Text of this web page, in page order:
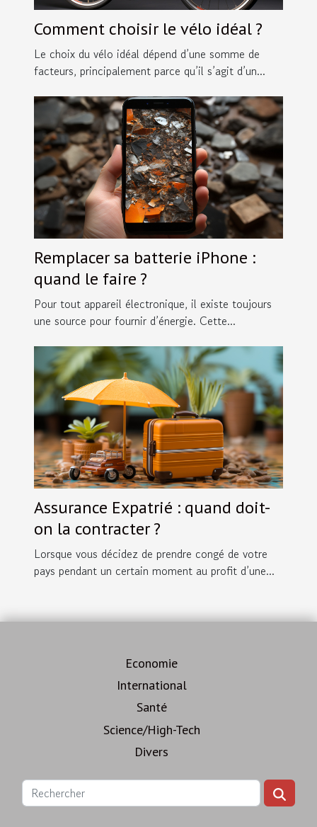
Comment choisir le vélo idéal ?
Le choix du vélo idéal dépend d’une somme de
facteurs, principalement parce qu’il s’agit d’un...
Remplacer sa batterie iPhone :
quand le faire ?
Pour tout appareil électronique, il existe toujours
une source pour fournir d’énergie. Cette...
Assurance Expatrié : quand doit-
on la contracter ?
Lorsque vous décidez de prendre congé de votre
pays pendant un certain moment au profit d’une...
Economie
International
Santé
Science/High-Tech
Divers